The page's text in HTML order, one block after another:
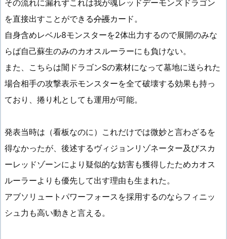
その流れに漏れずこれは我が魂レッドデーモンズドラゴン
を直接出すことができる介護カード。
自身含めレベル8モンスターを2体出力するので展開のみな
らば自己蘇生のみのカオスルーラーにも負けない。
また、こちらは闇ドラゴンSの素材になって墓地に送られた
場合相手の攻撃表示モンスターを全て破壊する効果も持っ
ており、捲り札としても運用が可能。
発表当時は（看板なのに）これだけでは微妙と言わざるを
得なかったが、後述するヴィジョンリゾネーター及びスカ
ーレッドゾーンにより疑似的な妨害も獲得したためカオス
ルーラーよりも優先して出す理由も生まれた。
アブソリュートパワーフォースを採用するのならフィニッ
シュ力も高い動きと言える。